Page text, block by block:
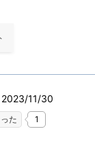
2023/11/30
た 1